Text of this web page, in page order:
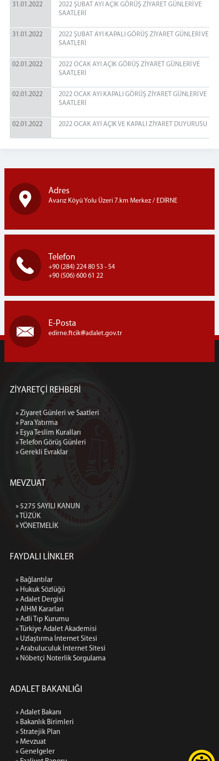
31.01.2022
2022 ŞUBAT AYI AÇIK GÖRÜŞ ZİYARET GÜNLERİ VE
SAATLERİ
31.01.2022
2022 ŞUBAT AYI KAPALI GÖRÜŞ ZİYARET GÜNLERİ VE
SAATLERİ
02.01.2022
2022 OCAK AYI AÇIK GÖRÜŞ ZİYARET GÜNLERİ VE
SAATLERİ
02.01.2022
2022 OCAK AYI KAPALI GÖRÜŞ ZİYARET GÜNLERİ VE
SAATLERİ
02.01.2022 2022 OCAK AYI AÇIK VE KAPALI ZİYARET DUYURUSU
Adres
Avarız Köyü Yolu Üzeri 7.km Merkez / EDİRNE
Telefon
+90 (284) 224 80 53 - 54
+90 (506) 600 61 22
E-Posta
edirne.ftcik adalet.gov.tr
ZİYARETÇİ REHBERİ
» Ziyaret Günleri ve Saatleri
» Para Yatırma
» Eşya Teslim Kuralları
» Telefon Görüş Günleri
» Gerekli Evraklar
MEVZUAT
» 5275 SAYILI KANUN
» TÜZÜK
» YÖNETMELİK
FAYDALI LİNKLER
» Bağlantılar
» Hukuk Sözlüğü
» Adalet Dergisi
» AİHM Kararları
» Adli Tıp Kurumu
» Türkiye Adalet Akademisi
» Uzlaştırma İnternet Sitesi
» Arabuluculuk İnternet Sitesi
» Nöbetçi Noterlik Sorgulama
ADALET BAKANLIĞI
» Adalet Bakanı
» Bakanlık Birimleri
» Stratejik Plan
» Mevzuat
» Genelgeler